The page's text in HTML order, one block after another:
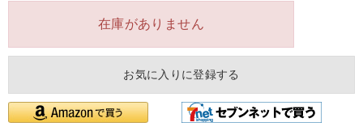
在庫がありません
お気に入りに登録する